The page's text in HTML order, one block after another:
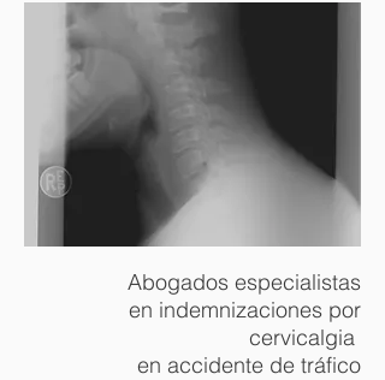
Abogados especialistas
en indemnizaciones por
cervicalgia
en accidente de tráfico